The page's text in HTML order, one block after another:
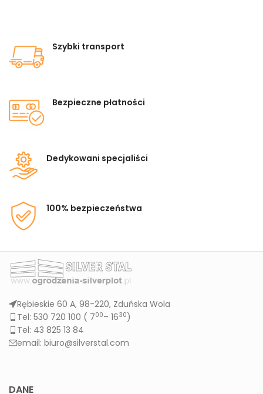
Szybki transport
Bezpieczne płatności
Dedykowani specjaliści
100% bezpieczeństwa
Rębieskie 60 A, 98-220, Zduńska Wola
Tel: 530 720 100 ( 700– 1630)
Tel: 43 825 13 84
email: biuro@silverstal.com
DANE